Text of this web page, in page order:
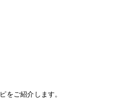
をご紹介します。